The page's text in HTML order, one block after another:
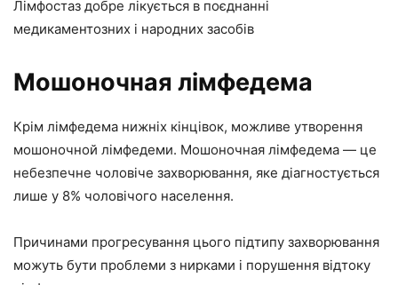
Лімфостаз добре лікується в поєднанні
медикаментозних і народних засобів
Мошоночная лімфедема
Крім лімфедема нижніх кінцівок, можливе утворення
мошоночной лімфедеми. Мошоночная лімфедема — це
небезпечне чоловіче захворювання, яке діагностується
лише у 8% чоловічого населення.
Причинами прогресування цього підтипу захворювання
можуть бути проблеми з нирками і порушення відтоку